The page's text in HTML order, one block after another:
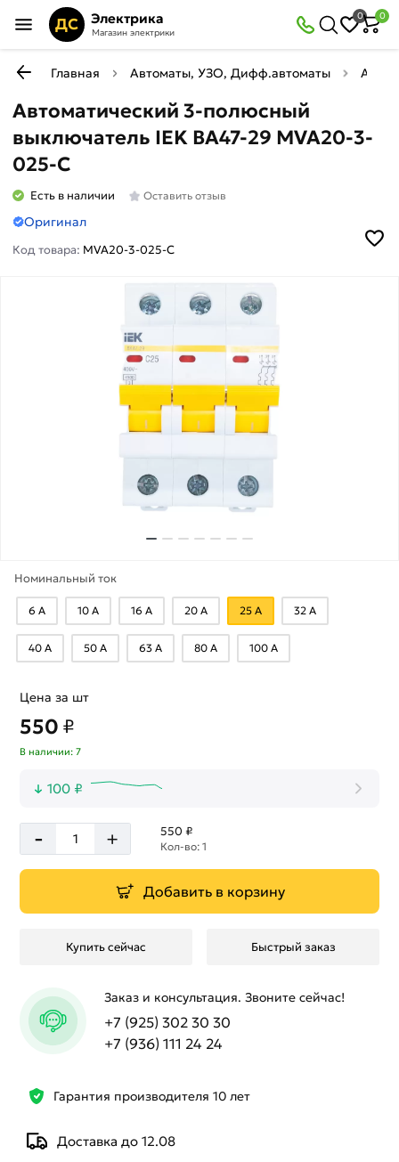
ДС Электрика
Магазин электрики
0 0
Главная Автоматы, УЗО, Дифф.автоматы
Автоматический 3-полюсный
выключатель IEK ВА47-29 MVA20-3-
025-C
Есть в наличии Оставить отзыв
Оригинал
Код товара: MVA20-3-025-C
Номинальный ток
6 А 10 А 16 А 20 А 25 А 32 А
40 А 50 А 63 А 80 А 100 А
Гарантия производителя 10 лет
Доставка до 12.08
Цена за шт
550 ₽
В наличии: 7
100 ₽
- + 550 ₽
Кол-во: 1
Добавить в корзину
Купить сейчас Быстрый заказ
Заказ и консультация. Звоните сейчас!
+7 (925) 302 30 30
+7 (936) 111 24 24